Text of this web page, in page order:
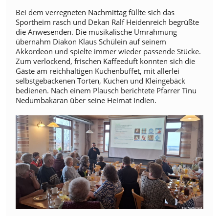
Bei dem verregneten Nachmittag füllte sich das
Sportheim rasch und Dekan Ralf Heidenreich begrüßte
die Anwesenden. Die musikalische Umrahmung
übernahm Diakon Klaus Schülein auf seinem
Akkordeon und spielte immer wieder passende Stücke.
Zum verlockend, frischen Kaffeeduft konnten sich die
Gäste am reichhaltigen Kuchenbuffet, mit allerlei
selbstgebackenen Torten, Kuchen und Kleingebäck
bedienen. Nach einem Plausch berichtete Pfarrer Tinu
Nedumbakaran über seine Heimat Indien.